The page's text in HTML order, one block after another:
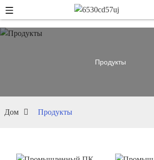
Продукты
Дом Продукты